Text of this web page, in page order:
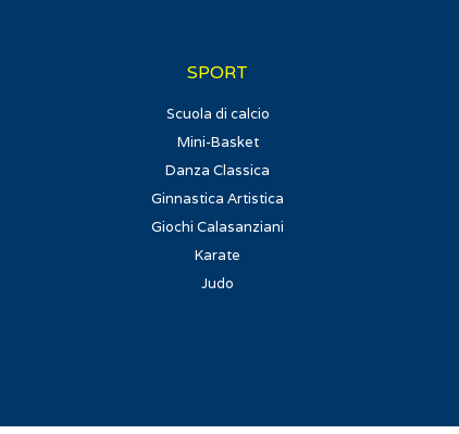
SPORT
Scuola di calcio
Mini-Basket
Danza Classica
Ginnastica Artistica
Giochi Calasanziani
Karate
Judo